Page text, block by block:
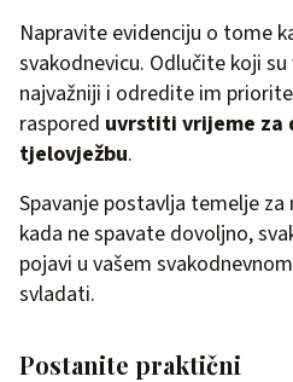
Napravite evidenciju o tome
svakodnevicu. Odlučite koji
najvažniji i odredite im
raspored uvrstiti vrijeme za
tjelovježbu.
Spavanje postavlja temelje
kada ne spavate dovoljno,
pojavi u vašem
svladati.
Postanite praktični